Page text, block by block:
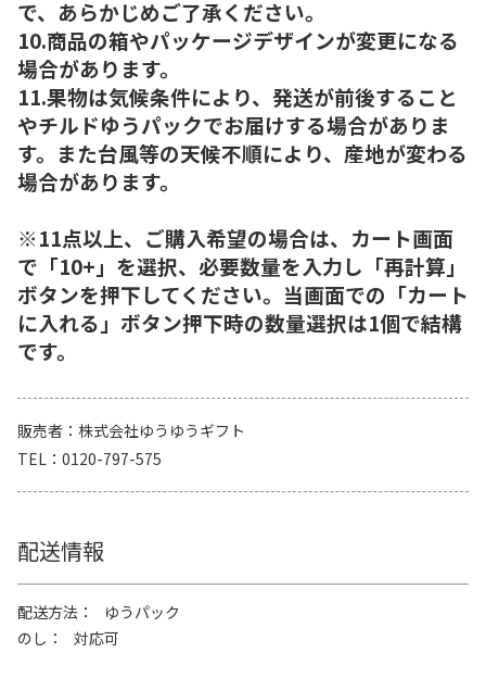
で、あらかじめご了承ください。
10.商品の箱やパッケージデザインが変更になる
場合があります。
11.果物は気候条件により、発送が前後すること
やチルドゆうパックでお届けする場合がありま
す。また台風等の天候不順により、産地が変わる
場合があります。
※11点以上、ご購入希望の場合は、カート画面
で「10+」を選択、必要数量を入力し「再計算」
ボタンを押下してください。当画面での「カート
に入れる」ボタン押下時の数量選択は1個で結構
です。
販売者
株式会社ゆうゆうギフト
TEL
0120-797-575
配送情報
配送方法
ゆうパック
のし
対応可